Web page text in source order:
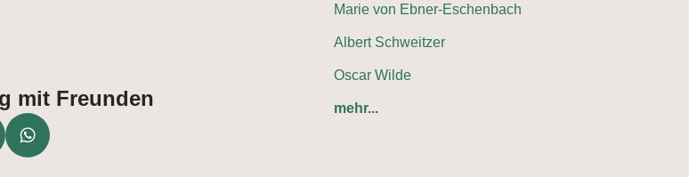
mit Freunden
Marie von Ebner-Eschenbach
Albert Schweitzer
Oscar Wilde
mehr...